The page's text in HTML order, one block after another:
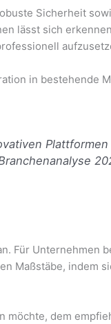
Sicherheit
lässt sich
in bestehende
Für Unternehmen
Maßstäbe, indem
dem